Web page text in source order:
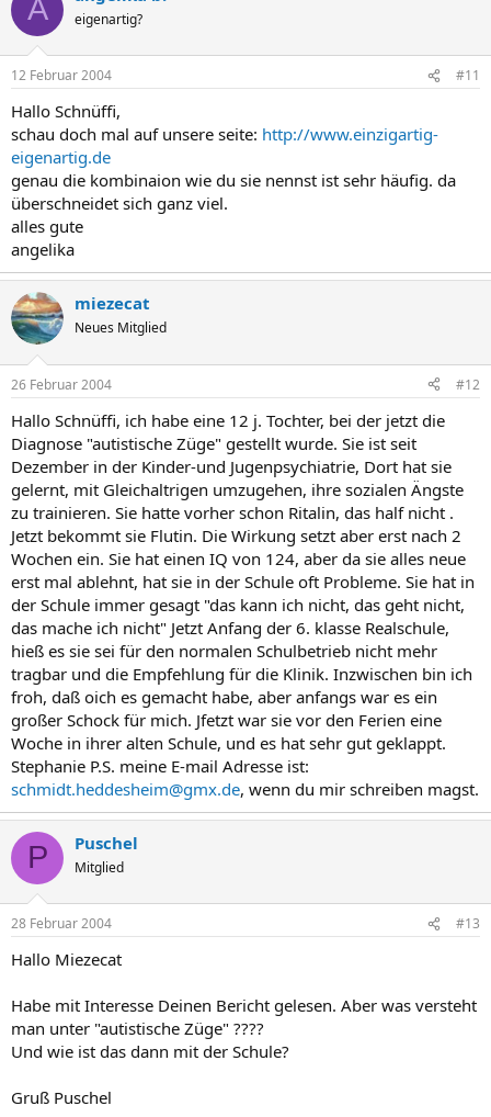
A eigenartig?
12 Februar 2004 #11
Hallo Schnüffi,
schau doch mal auf unsere seite: http://www.einzigartig-
eigenartig.de
genau die kombinaion wie du sie nennst ist sehr häufig. da
überschneidet sich ganz viel.
alles gute
angelika
miezecat
Neues Mitglied
26 Februar 2004 #12
Hallo Schnüffi, ich habe eine 12 j. Tochter, bei der jetzt die
Diagnose "autistische Züge" gestellt wurde. Sie ist seit
Dezember in der Kinder-und Jugenpsychiatrie, Dort hat sie
gelernt, mit Gleichaltrigen umzugehen, ihre sozialen Ängste
zu trainieren. Sie hatte vorher schon Ritalin, das half nicht .
Jetzt bekommt sie Flutin. Die Wirkung setzt aber erst nach 2
Wochen ein. Sie hat einen IQ von 124, aber da sie alles neue
erst mal ablehnt, hat sie in der Schule oft Probleme. Sie hat in
der Schule immer gesagt "das kann ich nicht, das geht nicht,
das mache ich nicht" Jetzt Anfang der 6. klasse Realschule,
hieß es sie sei für den normalen Schulbetrieb nicht mehr
tragbar und die Empfehlung für die Klinik. Inzwischen bin ich
froh, daß oich es gemacht habe, aber anfangs war es ein
großer Schock für mich. Jfetzt war sie vor den Ferien eine
Woche in ihrer alten Schule, und es hat sehr gut geklappt.
Stephanie P.S. meine E-mail Adresse ist:
schmidt.heddesheim@gmx.de, wenn du mir schreiben magst.
P Puschel
Mitglied
28 Februar 2004 #13
Hallo Miezecat
Habe mit Interesse Deinen Bericht gelesen. Aber was versteht
man unter "autistische Züge" ????
Und wie ist das dann mit der Schule?
Gruß Puschel